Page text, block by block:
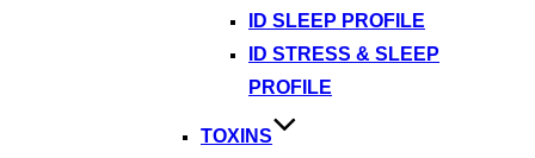
ID SLEEP PROFILE
ID STRESS & SLEEP
PROFILE
TOXINS